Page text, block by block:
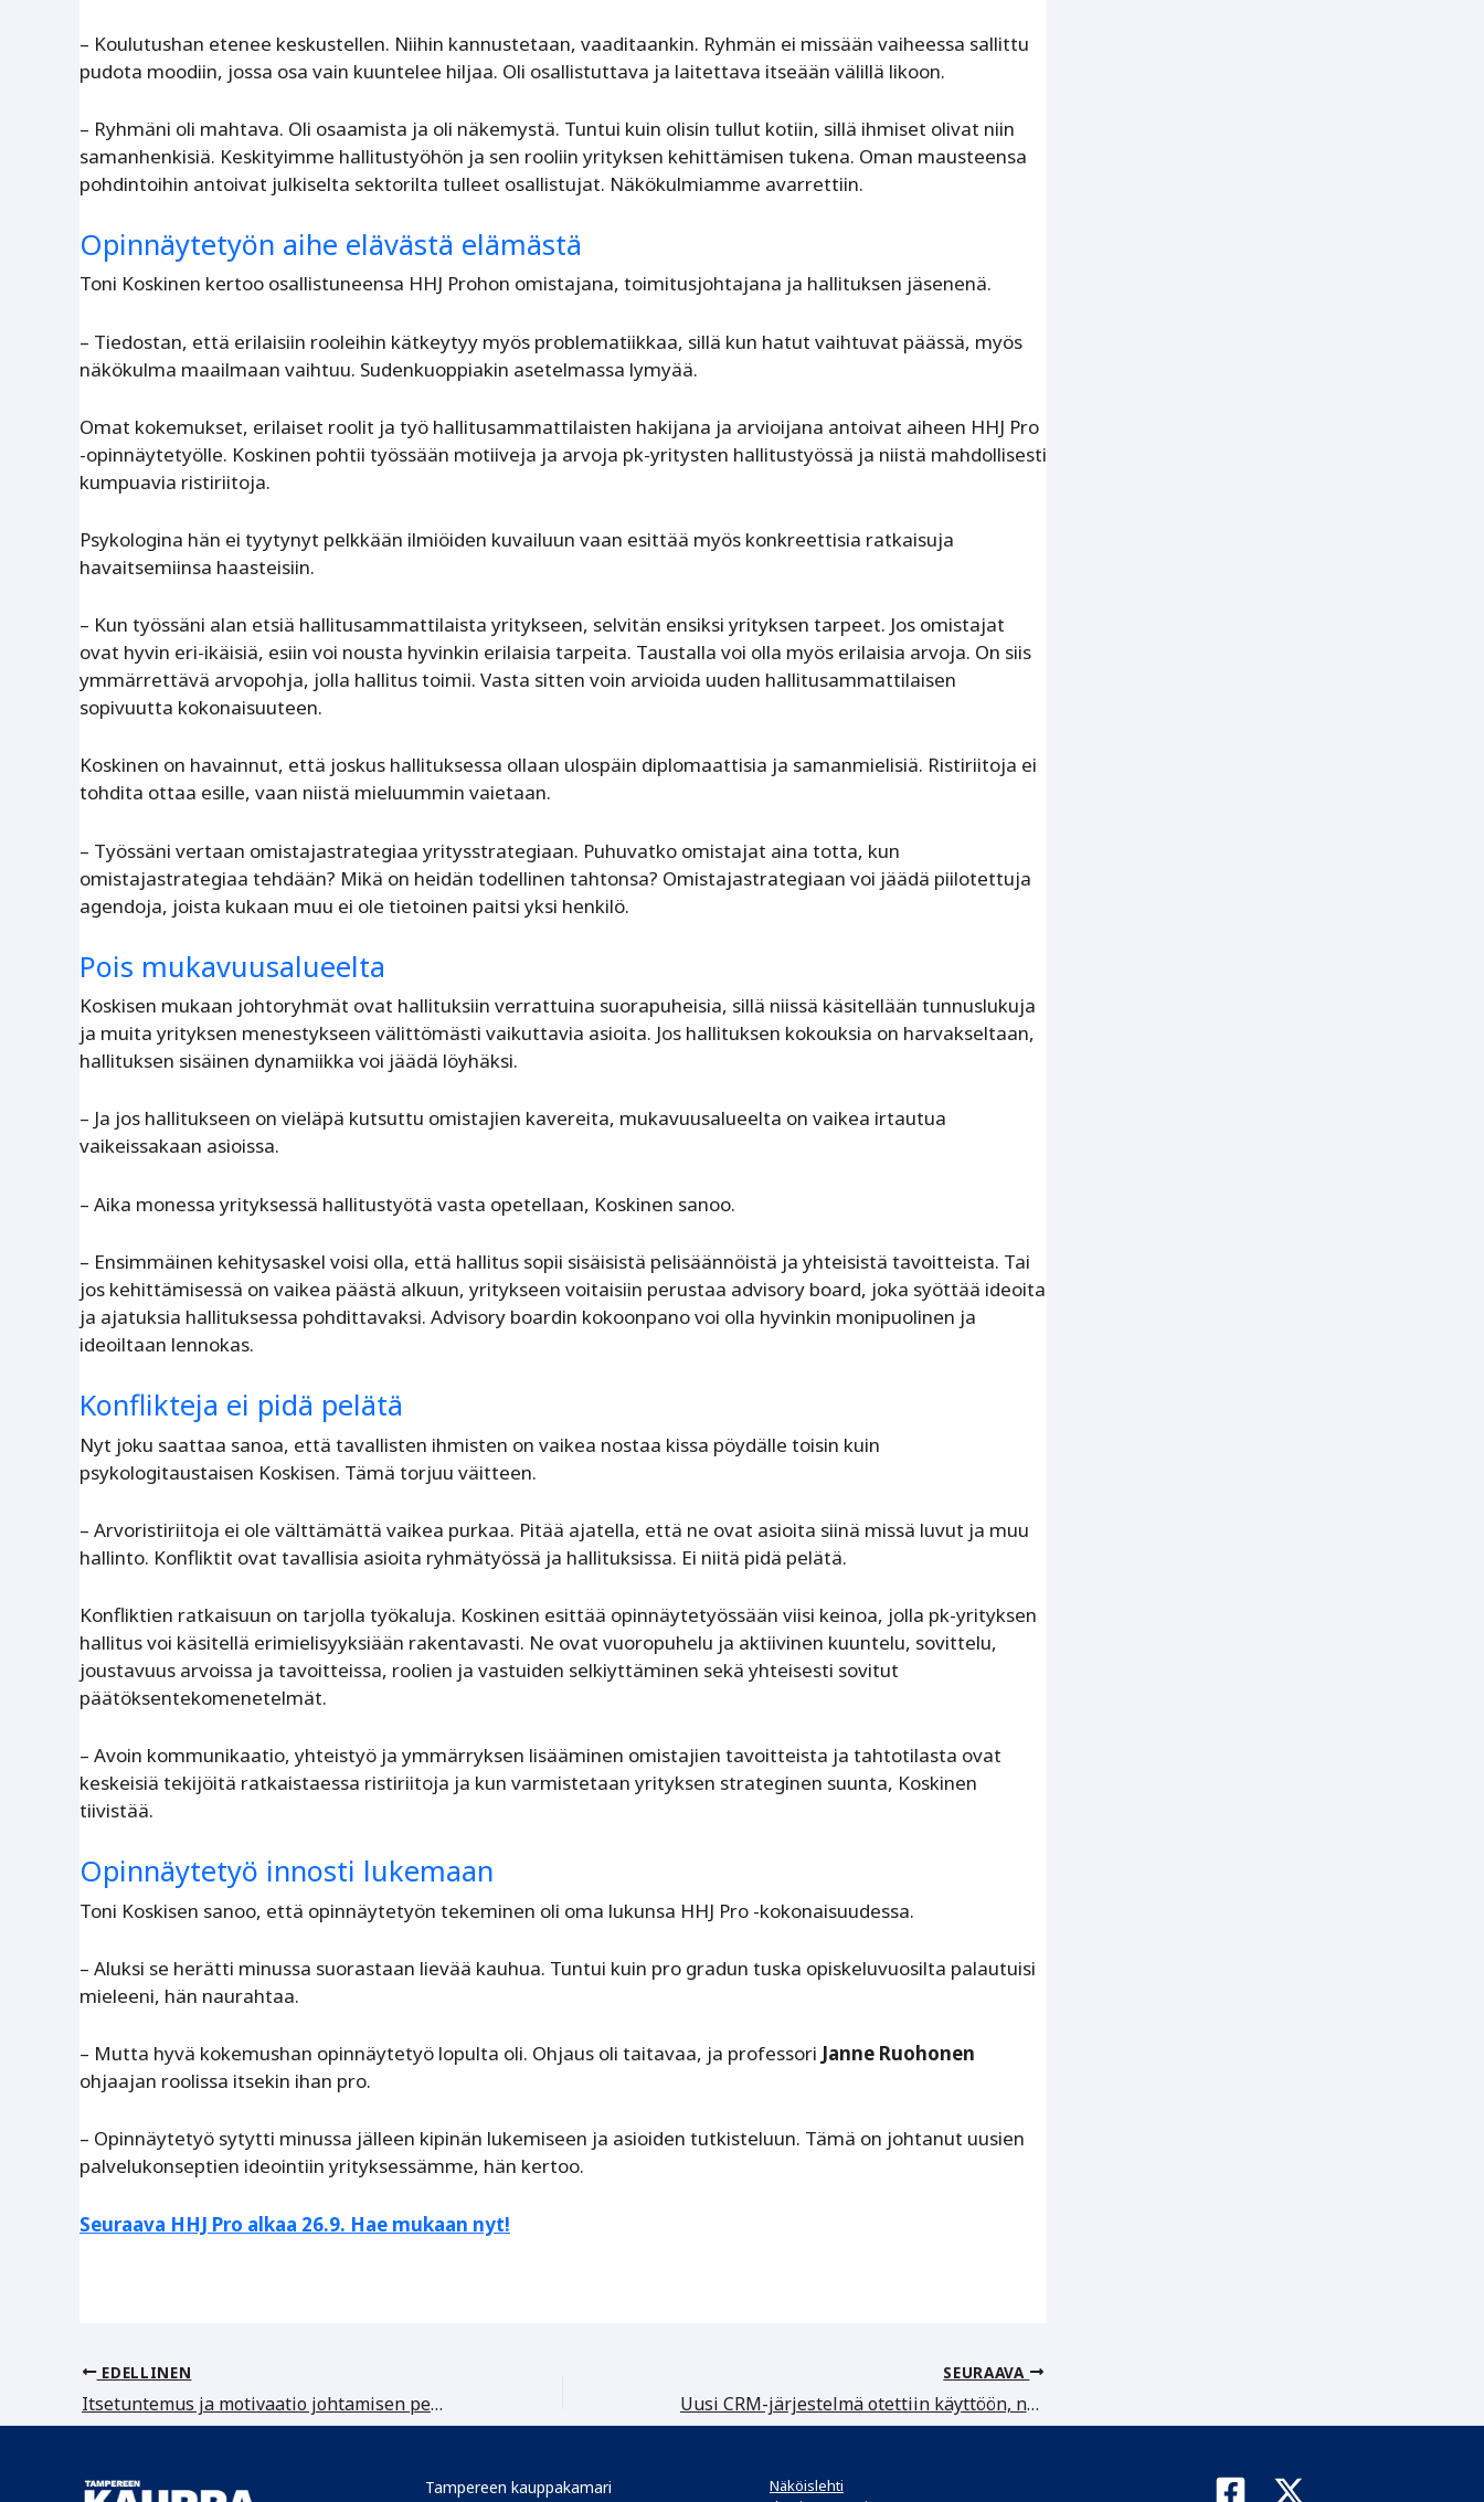
– Koulutushan etenee keskustellen. Niihin kannustetaan, vaaditaankin. Ryhmän ei missään vaiheessa sallittu
pudota moodiin, jossa osa vain kuuntelee hiljaa. Oli osallistuttava ja laitettava itseään välillä likoon.
– Ryhmäni oli mahtava. Oli osaamista ja oli näkemystä. Tuntui kuin olisin tullut kotiin, sillä ihmiset olivat niin
samanhenkisiä. Keskityimme hallitustyöhön ja sen rooliin yrityksen kehittämisen tukena. Oman mausteensa
pohdintoihin antoivat julkiselta sektorilta tulleet osallistujat. Näkökulmiamme avarrettiin.
Opinnäytetyön aihe elävästä elämästä
Toni Koskinen kertoo osallistuneensa HHJ Prohon omistajana, toimitusjohtajana ja hallituksen jäsenenä.
– Tiedostan, että erilaisiin rooleihin kätkeytyy myös problematiikkaa, sillä kun hatut vaihtuvat päässä, myös
näkökulma maailmaan vaihtuu. Sudenkuoppiakin asetelmassa lymyää.
Omat kokemukset, erilaiset roolit ja työ hallitusammattilaisten hakijana ja arvioijana antoivat aiheen HHJ Pro
-opinnäytetyölle. Koskinen pohtii työssään motiiveja ja arvoja pk-yritysten hallitustyössä ja niistä mahdollisesti
kumpuavia ristiriitoja.
Psykologina hän ei tyytynyt pelkkään ilmiöiden kuvailuun vaan esittää myös konkreettisia ratkaisuja
havaitsemiinsa haasteisiin.
– Kun työssäni alan etsiä hallitusammattilaista yritykseen, selvitän ensiksi yrityksen tarpeet. Jos omistajat
ovat hyvin eri-ikäisiä, esiin voi nousta hyvinkin erilaisia tarpeita. Taustalla voi olla myös erilaisia arvoja. On siis
ymmärrettävä arvopohja, jolla hallitus toimii. Vasta sitten voin arvioida uuden hallitusammattilaisen
sopivuutta kokonaisuuteen.
Koskinen on havainnut, että joskus hallituksessa ollaan ulospäin diplomaattisia ja samanmielisiä. Ristiriitoja ei
tohdita ottaa esille, vaan niistä mieluummin vaietaan.
– Työssäni vertaan omistajastrategiaa yritysstrategiaan. Puhuvatko omistajat aina totta, kun
omistajastrategiaa tehdään? Mikä on heidän todellinen tahtonsa? Omistajastrategiaan voi jäädä piilotettuja
agendoja, joista kukaan muu ei ole tietoinen paitsi yksi henkilö.
Pois mukavuusalueelta
Koskisen mukaan johtoryhmät ovat hallituksiin verrattuina suorapuheisia, sillä niissä käsitellään tunnuslukuja
ja muita yrityksen menestykseen välittömästi vaikuttavia asioita. Jos hallituksen kokouksia on harvakseltaan,
hallituksen sisäinen dynamiikka voi jäädä löyhäksi.
– Ja jos hallitukseen on vieläpä kutsuttu omistajien kavereita, mukavuusalueelta on vaikea irtautua
vaikeissakaan asioissa.
– Aika monessa yrityksessä hallitustyötä vasta opetellaan, Koskinen sanoo.
– Ensimmäinen kehitysaskel voisi olla, että hallitus sopii sisäisistä pelisäännöistä ja yhteisistä tavoitteista. Tai
jos kehittämisessä on vaikea päästä alkuun, yritykseen voitaisiin perustaa advisory board, joka syöttää ideoita
ja ajatuksia hallituksessa pohdittavaksi. Advisory boardin kokoonpano voi olla hyvinkin monipuolinen ja
ideoiltaan lennokas.
Konflikteja ei pidä pelätä
Nyt joku saattaa sanoa, että tavallisten ihmisten on vaikea nostaa kissa pöydälle toisin kuin
psykologitaustaisen Koskisen. Tämä torjuu väitteen.
– Arvoristiriitoja ei ole välttämättä vaikea purkaa. Pitää ajatella, että ne ovat asioita siinä missä luvut ja muu
hallinto. Konfliktit ovat tavallisia asioita ryhmätyössä ja hallituksissa. Ei niitä pidä pelätä.
Konfliktien ratkaisuun on tarjolla työkaluja. Koskinen esittää opinnäytetyössään viisi keinoa, jolla pk-yrityksen
hallitus voi käsitellä erimielisyyksiään rakentavasti. Ne ovat vuoropuhelu ja aktiivinen kuuntelu, sovittelu,
joustavuus arvoissa ja tavoitteissa, roolien ja vastuiden selkiyttäminen sekä yhteisesti sovitut
päätöksentekomenetelmät.
– Avoin kommunikaatio, yhteistyö ja ymmärryksen lisääminen omistajien tavoitteista ja tahtotilasta ovat
keskeisiä tekijöitä ratkaistaessa ristiriitoja ja kun varmistetaan yrityksen strateginen suunta, Koskinen
tiivistää.
Opinnäytetyö innosti lukemaan
Toni Koskisen sanoo, että opinnäytetyön tekeminen oli oma lukunsa HHJ Pro -kokonaisuudessa.
– Aluksi se herätti minussa suorastaan lievää kauhua. Tuntui kuin pro gradun tuska opiskeluvuosilta palautuisi
mieleeni, hän naurahtaa.
– Mutta hyvä kokemushan opinnäytetyö lopulta oli. Ohjaus oli taitavaa, ja professori Janne Ruohonen
ohjaajan roolissa itsekin ihan pro.
– Opinnäytetyö sytytti minussa jälleen kipinän lukemiseen ja asioiden tutkisteluun. Tämä on johtanut uusien
palvelukonseptien ideointiin yrityksessämme, hän kertoo.
Seuraava HHJ Pro alkaa 26.9. Hae mukaan nyt!
EDELLINEN
Itsetuntemus ja motivaatio johtamisen perusteina
SEURAAVA
Uusi CRM-järjestelmä otettiin käyttöön, näkyvin muutos koskee verkkosivuja
Tampereen kauppakamari
Näköislehti